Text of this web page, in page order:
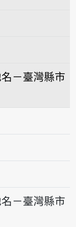
－臺灣縣市
－臺灣縣市